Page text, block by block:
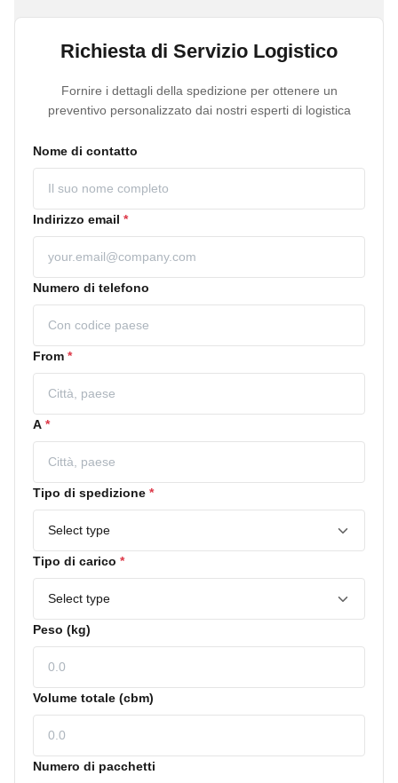
Richiesta di Servizio Logistico
Fornire i dettagli della spedizione per ottenere un
preventivo personalizzato dai nostri esperti di logistica
Nome di contatto
Indirizzo email *
Numero di telefono
From *
A *
Tipo di spedizione *
Tipo di carico *
Peso (kg)
Volume totale (cbm)
Numero di pacchetti